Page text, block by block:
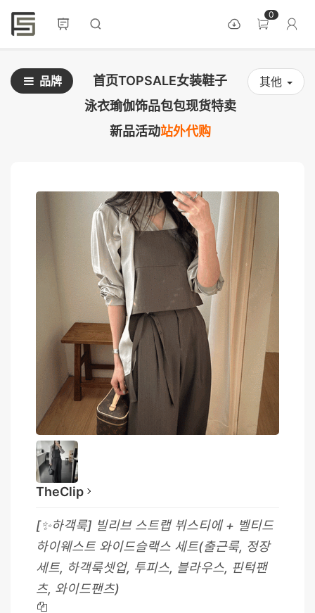
0
品牌 首页TOPSALE女装鞋子
泳衣瑜伽饰品包包现货特卖
新品活动站外代购
其他
TheClip
[✨하객룩] 빌리브 스트랩 뷔스티에 + 벨티드
하이웨스트 와이드슬랙스 세트(출근룩, 정장
세트, 하객룩셋업, 투피스, 블라우스, 핀턱팬
츠, 와이드팬츠)